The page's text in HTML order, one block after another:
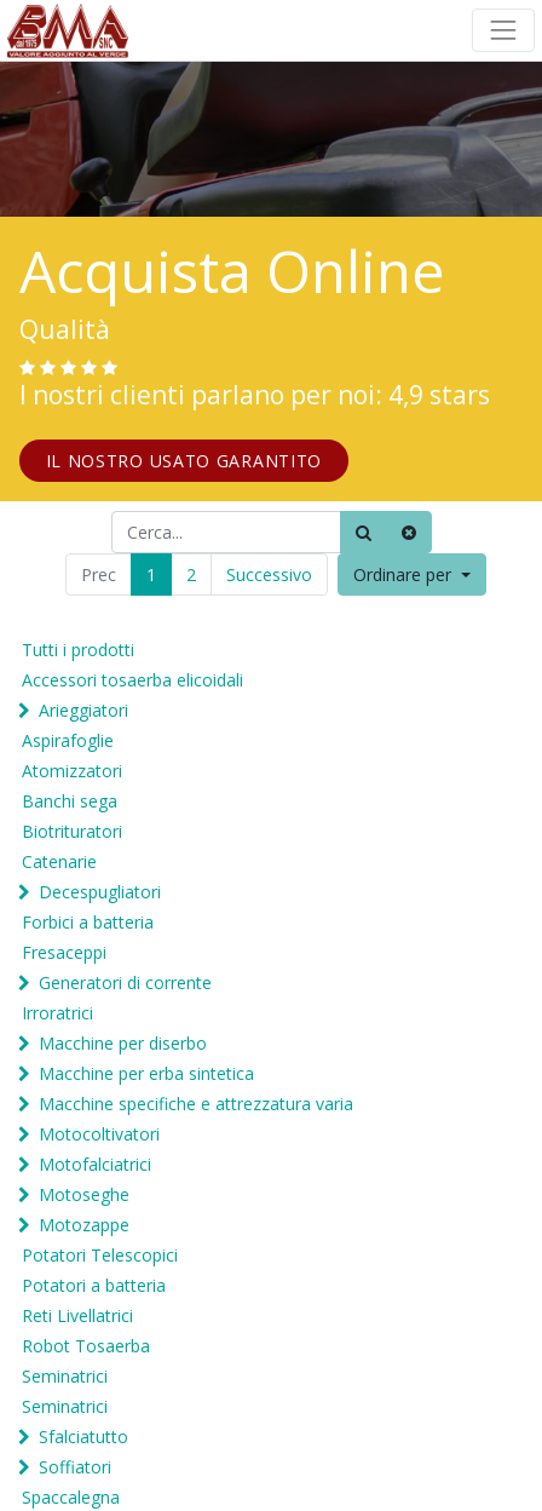
Acquista Online
Qualità
I nostri clienti parlano per noi: 4,9 stars
IL NOSTRO USATO GARANTITO
Prec 1 2 Successivo Ordinare per
Tutti i prodotti
Accessori tosaerba elicoidali
Arieggiatori
Aspirafoglie
Atomizzatori
Banchi sega
Biotrituratori
Catenarie
Decespugliatori
Forbici a batteria
Fresaceppi
Generatori di corrente
Irroratrici
Macchine per diserbo
Macchine per erba sintetica
Macchine specifiche e attrezzatura varia
Motocoltivatori
Motofalciatrici
Motoseghe
Motozappe
Potatori Telescopici
Potatori a batteria
Reti Livellatrici
Robot Tosaerba
Seminatrici
Seminatrici
Sfalciatutto
Soffiatori
Spaccalegna